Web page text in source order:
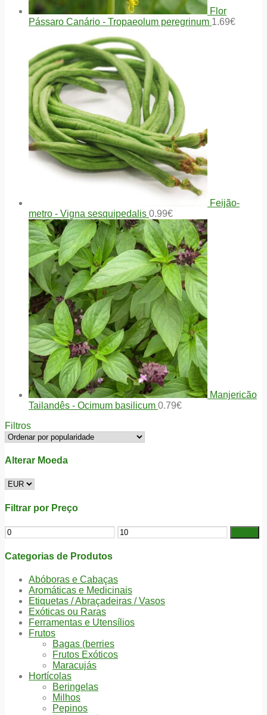
Flor
Pássaro Canário - Tropaeolum peregrinum 1.69€
Feijão-
metro - Vigna sesquipedalis 0.99€
Manjericão
Tailandês - Ocimum basilicum 0.79€
Filtros
Alterar Moeda
Filtrar por Preço
Categorias de Produtos
Abóboras e Cabaças
Aromáticas e Medicinais
Etiquetas / Abraçadeiras / Vasos
Exóticas ou Raras
Ferramentas e Utensílios
Frutos
Bagas (berries
Frutos Exóticos
Maracujás
Hortícolas
Beringelas
Milhos
Pepinos